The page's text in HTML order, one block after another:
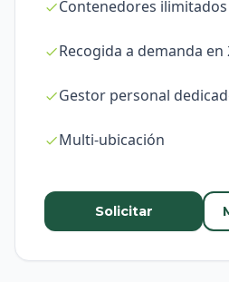
Contenedores ilimitados
Recogida a demanda en
Gestor personal
Multi-ubicación
Solicitar